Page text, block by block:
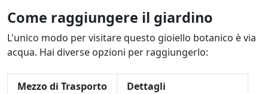
Come raggiungere il giardino
L'unico modo per visitare questo gioiello botanico è via
acqua. Hai diverse opzioni per raggiungerlo:
Mezzo di Trasporto
Dettagli